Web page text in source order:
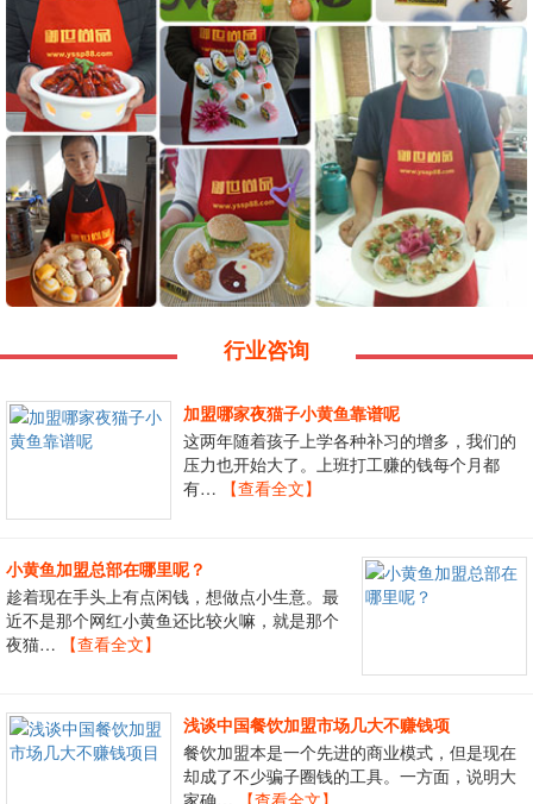
行业咨询
加盟哪家夜猫子小黄鱼靠谱呢
这两年随着孩子上学各种补习的增多，我们的
压力也开始大了。上班打工赚的钱每个月都
有…
【查看全文】
小黄鱼加盟总部在哪里呢？
趁着现在手头上有点闲钱，想做点小生意。最
近不是那个网红小黄鱼还比较火嘛，就是那个
夜猫…
【查看全文】
浅谈中国餐饮加盟市场几大不赚钱项
餐饮加盟本是一个先进的商业模式，但是现在
却成了不少骗子圈钱的工具。一方面，说明大
家确…
【查看全文】